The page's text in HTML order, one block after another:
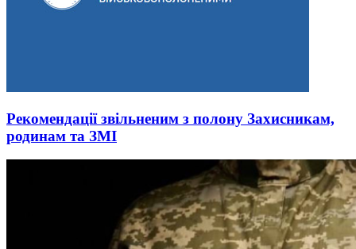
Рекомендації звільненим з полону Захисникам,
родинам та ЗМІ